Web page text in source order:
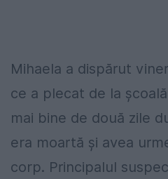
Mihaela a dispărut
ce a plecat de la
mai bine de două zile
era moartă și avea
corp. Principalul